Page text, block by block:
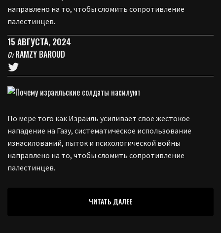
направлено на то, чтобы сломить сопротивление
палестинцев.
15 АВГУСТА, 2024
ОтRAMZY BAROUD
По мере того как Израиль усиливает свое жестокое
нападение на Газу, систематическое использование
изнасилований, пыток и психологической войны
направлено на то, чтобы сломить сопротивление
палестинцев.
ЧИТАТЬ ДАЛЕЕ